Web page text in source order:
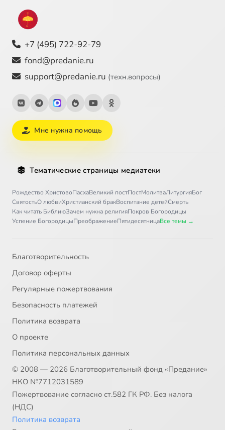
+7 (495) 722-92-79
fond@predanie.ru
support@predanie.ru (техн.вопросы)
Мне нужна помощь
Тематические страницы медиатеки
Рождество ХристовоПасхаВеликий постПостМолитваЛитургияБог
СвятостьО любвиХристианский бракВоспитание детейСмерть
Как читать БиблиюЗачем нужна религияПокров Богородицы
Успение БогородицыПреображениеПятидесятницаВсе темы →
Благотворительность
Договор оферты
Регулярные пожертвования
Безопасность платежей
Политика возврата
О проекте
Политика персональных данных
© 2008 — 2026 Благотворительный фонд «Предание»
НКО №7712031589
Пожертвование согласно ст.582 ГК РФ. Без налога
(НДС)
Политика возврата